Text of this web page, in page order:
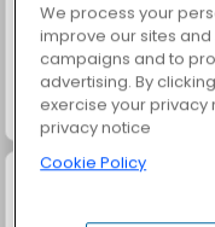
Trollface Quest: USA 2
We process your
improve our sites
campaigns and to
advertising. By
exercise your privacy
privacy notice
Cookie Policy